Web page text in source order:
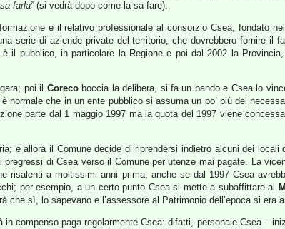
farla”(si vedrà dopo come la sa fare).
e il relativo professionale al consorzio Csea, fondato
serie di aziende private del territorio, che dovrebbero fornire il
il pubblico, in particolare la Regione e poi dal 2002 la
poi il Corecoboccia la delibera, si fa un bando e Csea lo
normale che in un ente pubblico si assuma un po’ più del
parte dal 1 maggio 1997 ma la quota del 1997 viene
e allora il Comune decide di riprendersi indietro alcuni dei
di Csea verso il Comune per utenze mai pagate. La
risalenti a moltissimi anni prima; anche se dal 1997 Csea
per esempio, a un certo punto Csea si mette a subaffittare al
che sì, lo sapevano e l’assessore al Patrimonio dell’epoca si era
compenso paga regolarmente Csea: difatti, personale Csea –